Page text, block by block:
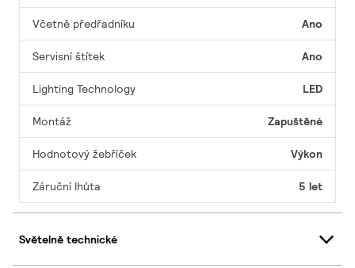
Včetně předřadníku Ano
Servisní štítek Ano
Lighting Technology LED
Montáž Zapuštěné
Hodnotový žebříček Výkon
Záruční lhůta 5 let
Světelně technické